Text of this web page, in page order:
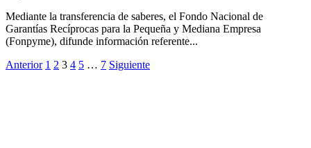
Mediante la transferencia de saberes, el Fondo Nacional de
Garantías Recíprocas para la Pequeña y Mediana Empresa
(Fonpyme), difunde información referente...
Anterior 1 2 3 4 5 … 7 Siguiente